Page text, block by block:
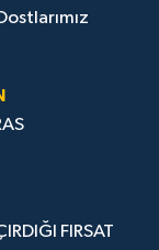
FIRSAT